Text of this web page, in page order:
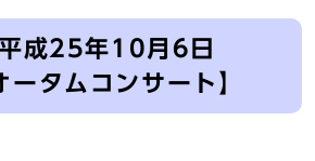
成25年10月6日
ータムコンサート】